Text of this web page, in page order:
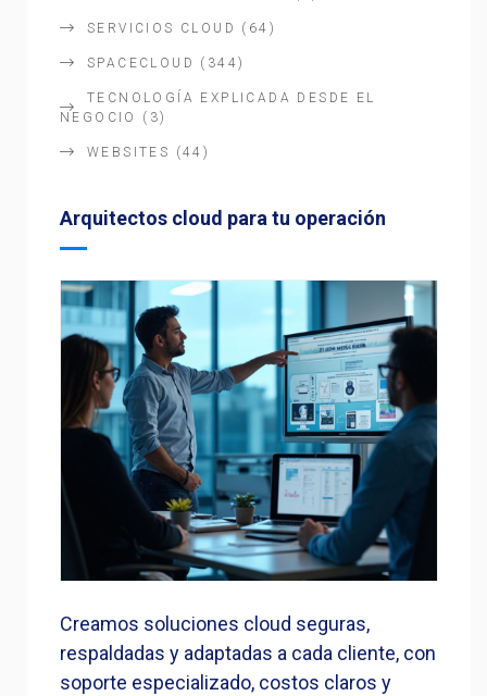
SERVICIOS CLOUD (64)
SPACECLOUD (344)
TECNOLOGÍA EXPLICADA DESDE EL
NEGOCIO
(3)
WEBSITES (44)
Arquitectos cloud para tu operación
Creamos soluciones cloud seguras,
respaldadas y adaptadas a cada cliente, con
soporte especializado, costos claros y